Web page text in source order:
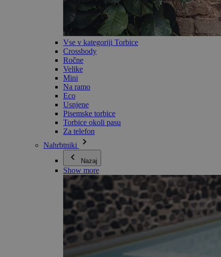
Vse v kategoriji Torbice
Crossbody
Ročne
Velike
Mini
Na ramo
Eco
Usnjene
Pisemske torbice
Torbice okoli pasu
Za telefon
Nahrbtniki
Nazaj
Show more